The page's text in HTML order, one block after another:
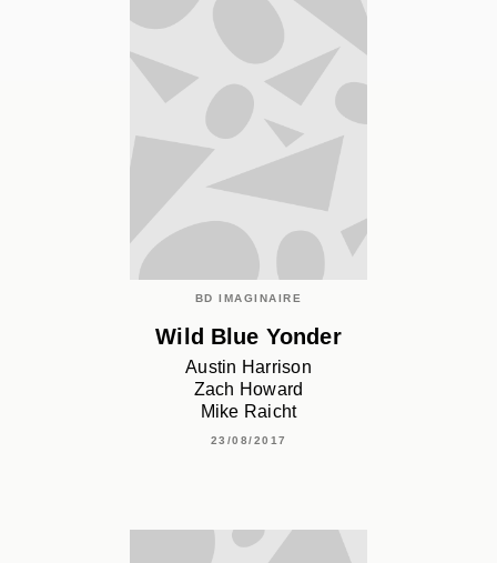
BD IMAGINAIRE
Wild Blue Yonder
Austin Harrison
Zach Howard
Mike Raicht
23/08/2017